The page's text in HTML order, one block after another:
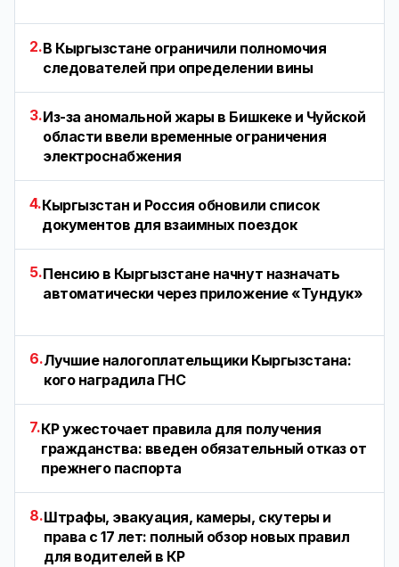
2.В Кыргызстане ограничили полномочия
следователей при определении вины
3.Из-за аномальной жары в Бишкеке и Чуйской
области ввели временные ограничения
электроснабжения
4.Кыргызстан и Россия обновили список
документов для взаимных поездок
5.Пенсию в Кыргызстане начнут назначать
автоматически через приложение «Тундук»
6.Лучшие налогоплательщики Кыргызстана:
кого наградила ГНС
7.КР ужесточает правила для получения
гражданства: введен обязательный отказ от
прежнего паспорта
8.Штрафы, эвакуация, камеры, скутеры и
права с 17 лет: полный обзор новых правил
для водителей в КР